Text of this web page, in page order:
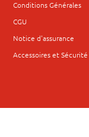
Conditions Générales
CGU
Notice d'assurance
Accessoires et Sécurité